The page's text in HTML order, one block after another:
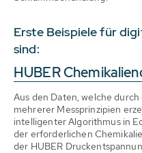
Erste Beispiele für
sind:
HUBER
Aus den Daten, welche
mehrerer Messprinzipien
intelligenter Algorithmus in
der erforderlichen
der HUBER